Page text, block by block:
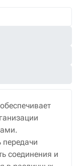
соединения и